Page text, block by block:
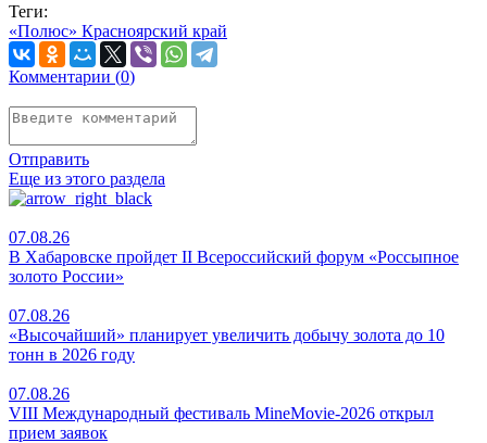
Теги:
«Полюс» Красноярский край
Комментарии (0)
Отправить
Еще из этого раздела
07.08.26
В Хабаровске пройдет II Всероссийский форум «Россыпное
золото России»
07.08.26
«Высочайший» планирует увеличить добычу золота до 10
тонн в 2026 году
07.08.26
VIII Международный фестиваль MineMovie-2026 открыл
прием заявок